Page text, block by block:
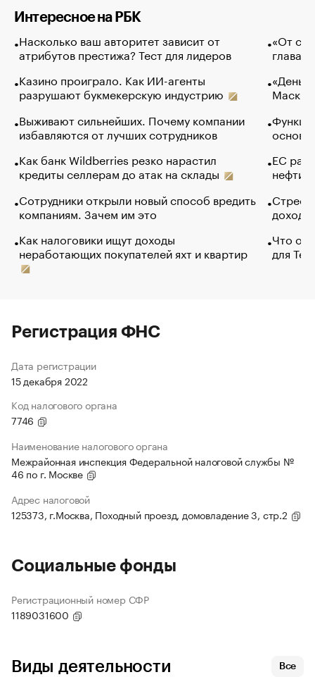
Интересное на РБК
Насколько ваш авторитет зависит от
атрибутов престижа? Тест для лидеров
Казино проиграло. Как ИИ-агенты
разрушают букмекерскую индустрию
Выживают сильнейших. Почему компании
избавляются от лучших сотрудников
Как банк Wildberries резко нарастил
кредиты селлерам до атак на склады
Сотрудники открыли новый способ вредить
компаниям. Зачем им это
Как налоговики ищут доходы
неработающих покупателей яхт и квартир
«От
глава
Маск в
основ
ЕС
нефти
Что
для
Регистрация ФНС
Дата регистрации
15 декабря 2022
Код налогового органа
7746
Наименование налогового органа
Межрайонная инспекция Федеральной налоговой службы №
46 по г. Москве
Адрес налоговой
125373, г.Москва, Походный проезд, домовладение 3, стр.2
Социальные фонды
Регистрационный номер СФР
1189031600
Виды деятельности Все